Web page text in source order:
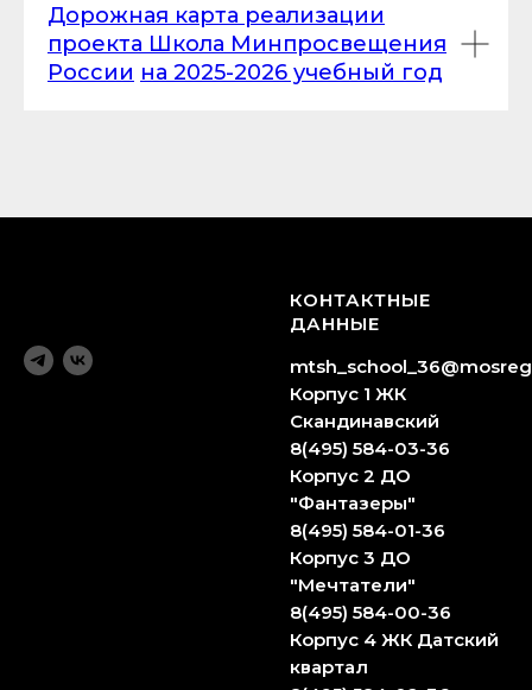
Дорожная карта реализации
проекта Школа Минпросвещения
России на 2025-2026 учебный год
КОНТАКТНЫЕ
ДАННЫЕ
Корпус 1 ЖК
Скандинавский
8(495) 584-03-36
Корпус 2 ДО
"Фантазеры"
8(495) 584-01-36
Корпус 3 ДО
"Мечтатели"
8(495) 584-00-36
Корпус 4 ЖК Датский
квартал